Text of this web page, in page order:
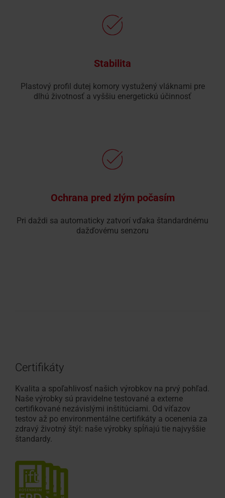
Stabilita
Plastový profil dutej komory vystužený vláknami pre
dlhú životnosť a vyššiu energetickú účinnosť
Ochrana pred zlým počasím
Pri daždi sa automaticky zatvorí vďaka štandardnému
dažďovému senzoru
Certifikáty
Kvalita a spoľahlivosť našich výrobkov na prvý pohľad.
Naše výrobky sú pravidelne testované a externe
certifikované nezávislými inštitúciami. Od víťazov
testov až po environmentálne certifikáty a ocenenia za
zdravý životný štýl: naše výrobky spĺňajú tie najvyššie
štandardy.